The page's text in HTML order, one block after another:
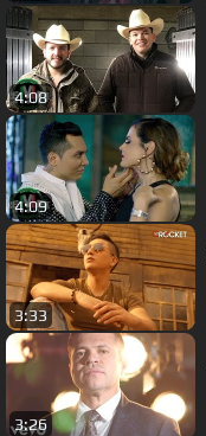
4:08
4:09
3:33
3:26